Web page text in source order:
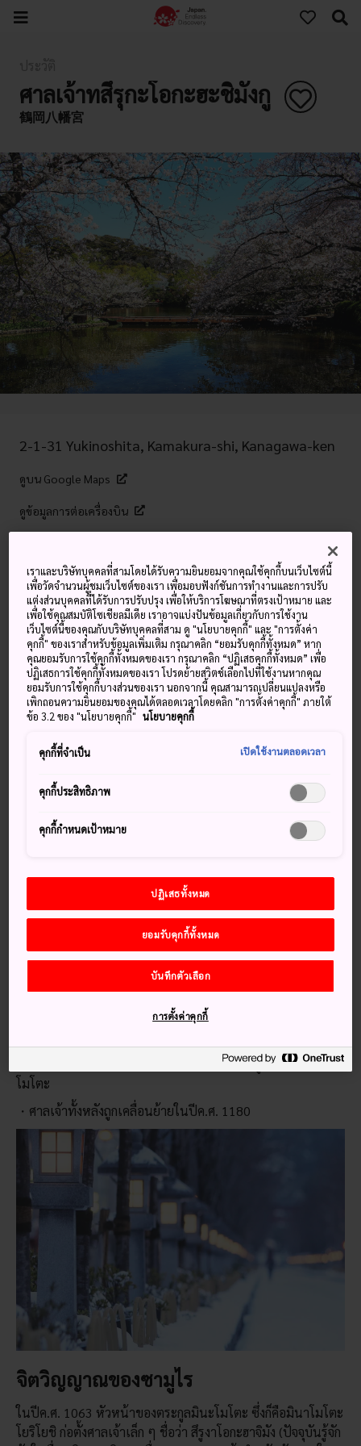
ศาลเจ้าทสึรุกะโอกะฮะชิมังกู
鶴岡八幡宮
2-1-31 Yukinoshita, Kamakura-shi, Kanagawa-ken
ดูบน Google Maps
ดูข้อมูลการต่อเครื่องบิน
คำสำคัญ แผนที่
ศาลเจ้าอายุ 800 ปีที่เป็นหัวใจของ
เมืองคามาคุระ
ศาลเจ้าที่สวยงามแห่งนี้มีอายุกว่า 800 ปี ถูกสร้างขึ้นเพื่อถวาย
ให้แก่ฮาจิมัง เทพผู้พิทักษ์ของเหล่าซามูไร เพลิดเพลินกับการพัก
วิธีการเดินทาง
สามารถเดินทางไปศาลเจ้าแห่งนี้ได้อย่างสะดวกโดยใช้บริการ
ขนส่งสาธารณะ
ชั่วโมง ศาลเจ้าทสึรุกะโอกะฮะชิมังกูอยู่ห่างจากสถานีเจอาร์คามา
คุระโดยเดินเพียง 10 นาที
เกร็ดน่าสนใจ
ศาลเจ้าวากามิยะจินจะ ที่ตั้งอยู่ในพื้นที่ และได้รับการบูรณะ
สระน้ำทั้งสองที่สวยงามเป็นตัวแทนของตระกูลไทระและมินา
โมโตะ
ศาลเจ้าทั้งหลังถูกเคลื่อนย้ายในปีค.ศ. 1180
จิตวิญญาณของซามูไร
ในปีค.ศ. 1063 หัวหน้าของตระกูลมินะโมโตะ ซึ่งก็คือมินาโมโตะ
โยริโยชิ ก่อตั้งศาลเจ้าเล็ก ๆ ชื่อว่า สึรูงาโอกะฮาจิมัง (ปัจจุบันรู้จัก
เราและบริษัทบุคคลที่สามโดยได้รับความยินยอมจากคุณใช้คุกกี้บนเว็บไซต์นี้
เพื่อวัดจำนวนผู้ชมเว็บไซต์ของเรา เพื่อมอบฟังก์ชันการทำงานและการปรับ
แต่งส่วนบุคคลที่ได้รับการปรับปรุง เพื่อให้บริการโฆษณาที่ตรงเป้าหมาย และ
เพื่อใช้คุณสมบัติโซเชียลมีเดีย เราอาจแบ่งปันข้อมูลเกี่ยวกับการใช้งาน
เว็บไซต์นี้ของคุณกับบริษัทบุคคลที่สาม ดู "นโยบายคุกกี้" และ "การตั้งค่า
คุกกี้" ของเราสำหรับข้อมูลเพิ่มเติม กรุณาคลิก “ยอมรับคุกกี้ทั้งหมด” หาก
คุณยอมรับการใช้คุกกี้ทั้งหมดของเรา กรุณาคลิก “ปฏิเสธคุกกี้ทั้งหมด” เพื่อ
ปฏิเสธการใช้คุกกี้ทั้งหมดของเรา โปรดย้ายสวิตช์เลือกไปที่ใช้งานหากคุณ
ยอมรับการใช้คุกกี้บางส่วนของเรา นอกจากนี้ คุณสามารถเปลี่ยนแปลงหรือ
เพิกถอนความยินยอมของคุณได้ตลอดเวลาโดยคลิก "การตั้งค่าคุกกี้" ภายใต้
ข้อ 3.2 ของ "นโยบายคุกกี้" นโยบายคุกกี้
คุกกี้ที่จำเป็น เปิดใช้งานตลอดเวลา
คุกกี้ประสิทธิภาพ
คุกกี้กำหนดเป้าหมาย
ปฏิเสธทั้งหมด
ยอมรับคุกกี้ทั้งหมด
บันทึกตัวเลือก
การตั้งค่าคุกกี้